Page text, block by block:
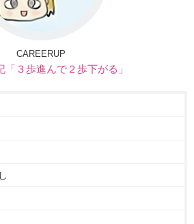
CAREERUP
「３歩進んで２歩下がる」